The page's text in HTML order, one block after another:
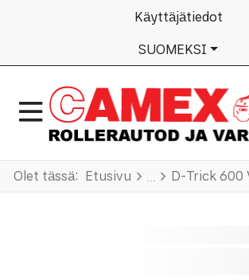
Käyttäjätiedot
VALITSE KIELI
SUOMEKSI
Olet tässä: Etusivu D-Trick 600